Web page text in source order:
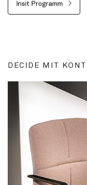
Insit Programm
DECIDE MIT